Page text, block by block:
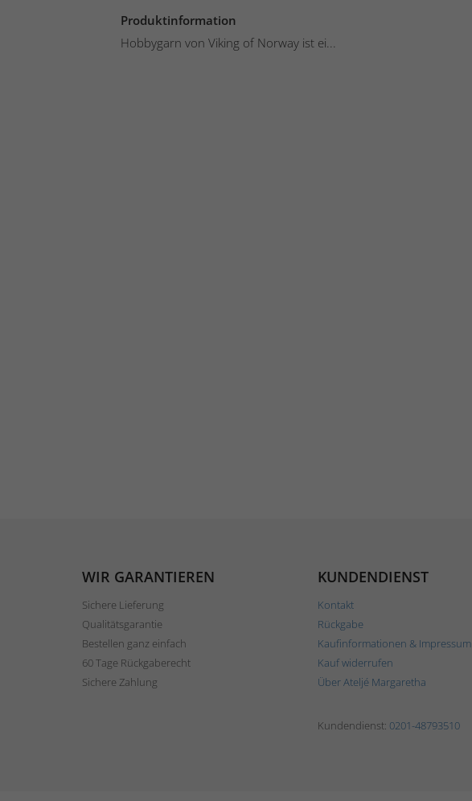
Produktinformation
Hobbygarn von Viking of Norway ist ei...
WIR GARANTIEREN
Sichere Lieferung
Qualitätsgarantie
Bestellen ganz einfach
60 Tage Rückgaberecht
Sichere Zahlung
KUNDENDIENST
Kontakt
Rückgabe
Kaufinformationen & Impressum
Kauf widerrufen
Über Ateljé Margaretha
Kundendienst: 0201-48793510